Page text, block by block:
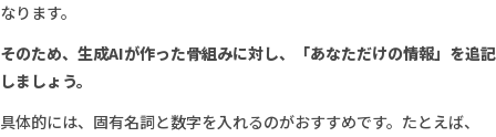
なります。
そのため、生成AIが作った骨組みに対し、「あなただけの情報」を追記
しましょう。
具体的には、固有名詞と数字を入れるのがおすすめです。たとえば、